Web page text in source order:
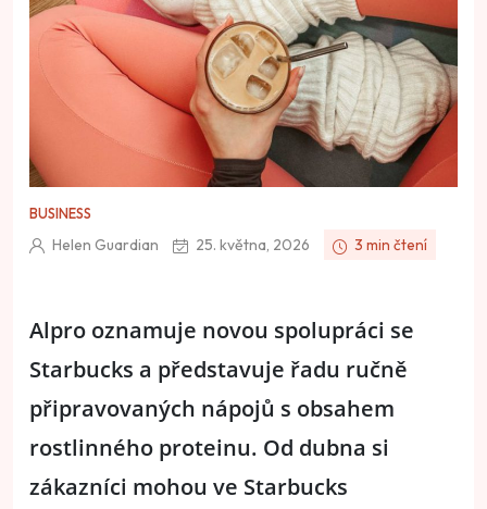
BUSINESS
Helen Guardian 25. května, 2026 3 min čtení
Alpro oznamuje novou spolupráci se
Starbucks a představuje řadu ručně
připravovaných nápojů s obsahem
rostlinného proteinu. Od dubna si
zákazníci mohou ve Starbucks